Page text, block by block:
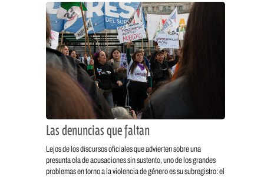
Las denuncias que faltan
Lejos de los discursos oficiales que advierten sobre una
presunta ola de acusaciones sin sustento, uno de los grandes
problemas en torno a la violencia de género es su subregistro: el